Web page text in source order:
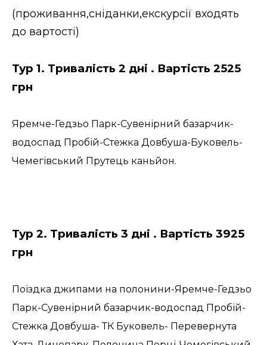
(проживання,сніданки,екскурсії входять
до вартості)
Тур 1. Тривалість 2 дні . Вартість 2525
грн
Яремче-Гедзьо Парк-Сувенірний базарчик-
водоспад Пробій-Стежка Довбуша-Буковель-
Чемегівський Прутець каньйон.
Тур 2. Тривалість 3 дні . Вартість 3925
грн
Поїздка джипами на полонини-Яремче-Гедзьо
Парк-Сувенірний базарчик-водоспад Пробій-
Стежка Довбуша- ТК Буковель- Перевернута